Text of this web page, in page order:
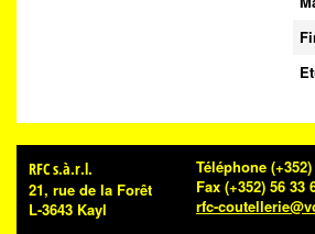
RFC s.à.r.l.
21, rue de la Forêt
L-3643 Kayl
Téléphone
Fax (+352) 56 33
rfc-